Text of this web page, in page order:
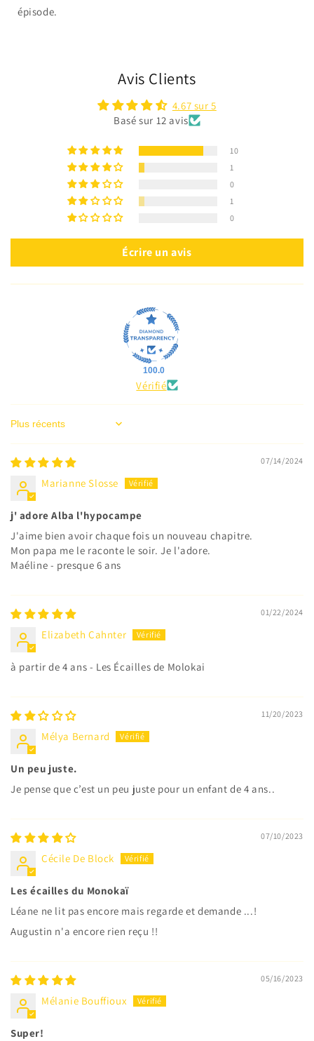
épisode.
Avis Clients
4.67 sur 5
Basé sur 12 avis
10
1
0
1
0
Écrire un avis
100.0
Vérifié
Sort by
07/14/2024
Marianne Slosse
j' adore Alba l'hypocampe
J'aime bien avoir chaque fois un nouveau chapitre.
Mon papa me le raconte le soir. Je l'adore.
Maéline - presque 6 ans
01/22/2024
Elizabeth Cahnter
à partir de 4 ans - Les Écailles de Molokai
11/20/2023
Mélya Bernard
Un peu juste.
Je pense que c’est un peu juste pour un enfant de 4 ans..
07/10/2023
Cécile De Block
Les écailles du Monokaï
Léane ne lit pas encore mais regarde et demande ...!
Augustin n'a encore rien reçu !!
05/16/2023
Mélanie Bouffioux
Super!